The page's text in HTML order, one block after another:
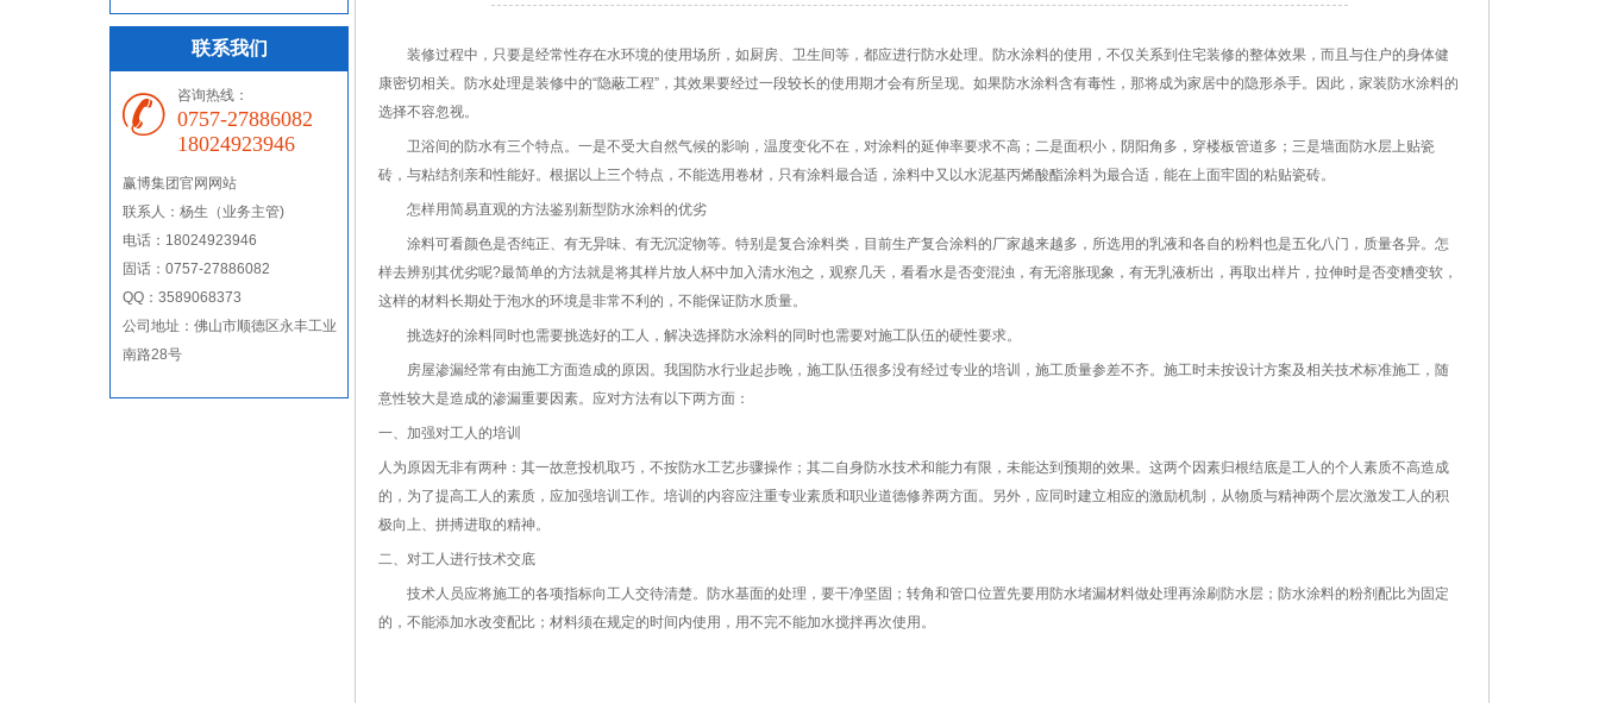
联系我们
咨询热线：
0757-27886082
18024923946
赢博集团官网网站
联系人：杨生（业务主管)
电话：18024923946
固话：0757-27886082
QQ：3589068373
公司地址：佛山市顺德区永丰工业
南路28号
装修过程中，只要是经常性存在水环境的使用场所，如厨房、卫生间等，都应进行防水处理。防水涂料的使用，不仅关系到住宅装修的整体效果，而且与住户的身体健
康密切相关。防水处理是装修中的“隐蔽工程”，其效果要经过一段较长的使用期才会有所呈现。如果防水涂料含有毒性，那将成为家居中的隐形杀手。因此，家装防水涂料的
选择不容忽视。
卫浴间的防水有三个特点。一是不受大自然气候的影响，温度变化不在，对涂料的延伸率要求不高；二是面积小，阴阳角多，穿楼板管道多；三是墙面防水层上贴瓷
砖，与粘结剂亲和性能好。根据以上三个特点，不能选用卷材，只有涂料最合适，涂料中又以水泥基丙烯酸酯涂料为最合适，能在上面牢固的粘贴瓷砖。
怎样用简易直观的方法鉴别新型防水涂料的优劣
涂料可看颜色是否纯正、有无异味、有无沉淀物等。特别是复合涂料类，目前生产复合涂料的厂家越来越多，所选用的乳液和各自的粉料也是五化八门，质量各异。怎
样去辨别其优劣呢?最简单的方法就是将其样片放人杯中加入清水泡之，观察几天，看看水是否变混浊，有无溶胀现象，有无乳液析出，再取出样片，拉伸时是否变糟变软，
这样的材料长期处于泡水的环境是非常不利的，不能保证防水质量。
挑选好的涂料同时也需要挑选好的工人，解决选择防水涂料的同时也需要对施工队伍的硬性要求。
房屋渗漏经常有由施工方面造成的原因。我国防水行业起步晚，施工队伍很多没有经过专业的培训，施工质量参差不齐。施工时未按设计方案及相关技术标准施工，随
意性较大是造成的渗漏重要因素。应对方法有以下两方面：
一、加强对工人的培训
人为原因无非有两种：其一故意投机取巧，不按防水工艺步骤操作；其二自身防水技术和能力有限，未能达到预期的效果。这两个因素归根结底是工人的个人素质不高造成
的，为了提高工人的素质，应加强培训工作。培训的内容应注重专业素质和职业道德修养两方面。另外，应同时建立相应的激励机制，从物质与精神两个层次激发工人的积
极向上、拼搏进取的精神。
二、对工人进行技术交底
技术人员应将施工的各项指标向工人交待清楚。防水基面的处理，要干净坚固；转角和管口位置先要用防水堵漏材料做处理再涂刷防水层；防水涂料的粉剂配比为固定
的，不能添加水改变配比；材料须在规定的时间内使用，用不完不能加水搅拌再次使用。